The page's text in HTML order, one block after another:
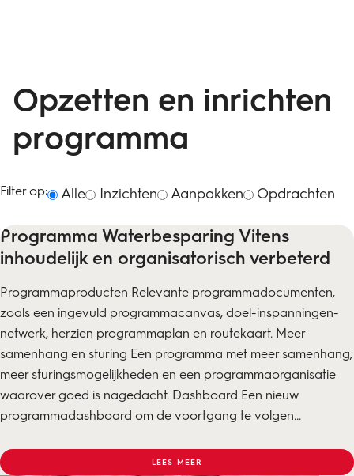
Opzetten en inrichten
programma
Filter op: Alle Inzichten Aanpakken Opdrachten
Programma Waterbesparing Vitens
inhoudelijk en organisatorisch verbeterd
Programmaproducten Relevante programmadocumenten,
zoals een ingevuld programmacanvas, doel-inspanningen-
netwerk, herzien programmaplan en routekaart. Meer
samenhang en sturing Een programma met meer samenhang,
meer sturingsmogelijkheden en een programmaorganisatie
waarover goed is nagedacht. Dashboard Een nieuw
programmadashboard om de voortgang te volgen...
LEES MEER